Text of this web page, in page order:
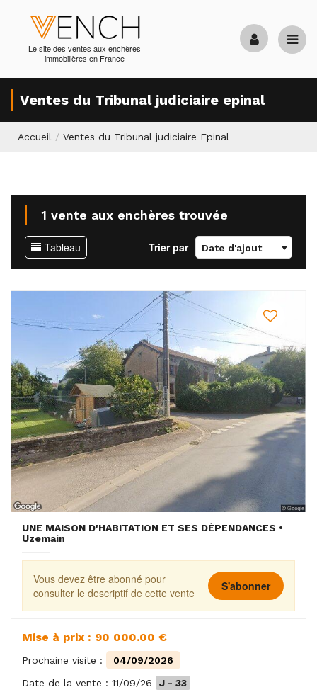
Le site des ventes aux enchères
immobilières en France
Ventes du Tribunal judiciaire epinal
Accueil / Ventes du Tribunal judiciaire Epinal
1 vente aux enchères trouvée
Tableau Trier par Date d'ajout
UNE MAISON D'HABITATION ET SES DÉPENDANCES •
Uzemain
Vous devez être abonné pour
consulter le descriptif de cette vente
S'abonner
Mise à prix : 90 000.00 €
Prochaine visite :
04/09/2026
Date de la vente : 11/09/26
J - 33